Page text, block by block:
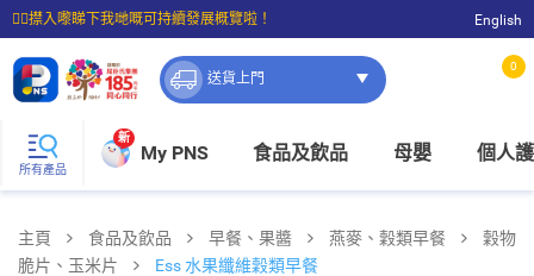
☝🏼㩒入嚟睇下我哋嘅可持續發展概覽啦！
⭐購物滿$399即享免費送貨；滿$100即可免費店取。
English
送貨上門
0
所有產品
新
My PNS 食品及飲品 母嬰 個人
主頁 食品及飲品 早餐、果醬 燕麥、穀類早餐
穀物
脆片、玉米片
Ess 水果纖維穀類早餐